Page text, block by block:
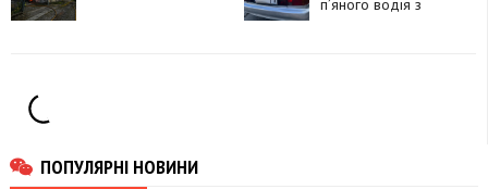
п’яного водія з
ПОПУЛЯРНІ НОВИНИ